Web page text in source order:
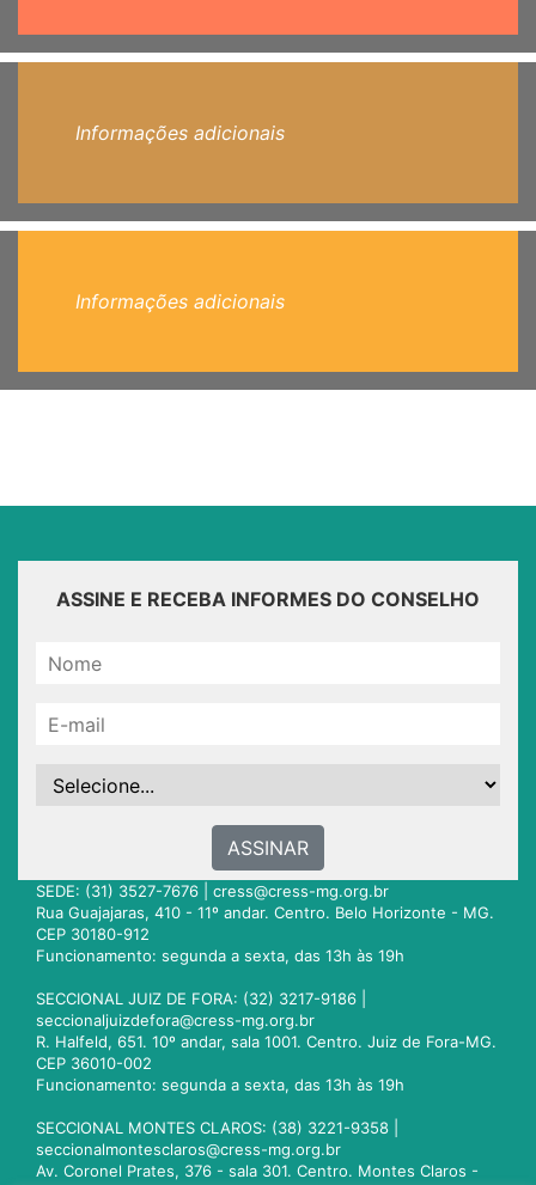
Informações adicionais
Informações adicionais
ASSINE E RECEBA INFORMES DO CONSELHO
ASSINAR
SEDE: (31) 3527-7676 | cress@cress-mg.org.br
Rua Guajajaras, 410 - 11º andar. Centro. Belo Horizonte - MG.
CEP 30180-912
Funcionamento: segunda a sexta, das 13h às 19h
SECCIONAL JUIZ DE FORA: (32) 3217-9186 |
seccionaljuizdefora@cress-mg.org.br
R. Halfeld, 651. 10º andar, sala 1001. Centro. Juiz de Fora-MG.
CEP 36010-002
Funcionamento: segunda a sexta, das 13h às 19h
SECCIONAL MONTES CLAROS: (38) 3221-9358 |
seccionalmontesclaros@cress-mg.org.br
Av. Coronel Prates, 376 - sala 301. Centro. Montes Claros -